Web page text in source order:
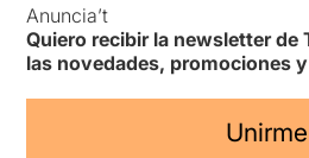
Anuncia’t
Quiero recibir la newsletter de
las novedades, promociones
Unirme